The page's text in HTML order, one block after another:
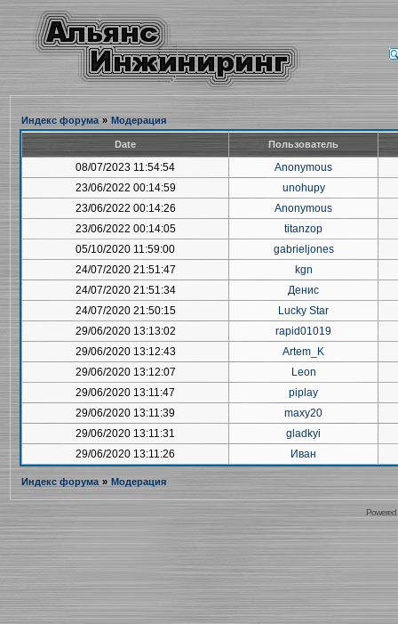
Индекс форума » Модерация
Date Пользователь
08/07/2023 11:54:54
Anonymous
23/06/2022 00:14:59
unohupy
23/06/2022 00:14:26
Anonymous
23/06/2022 00:14:05
titanzop
05/10/2020 11:59:00
gabrieljones
24/07/2020 21:51:47
kgn
24/07/2020 21:51:34
Денис
24/07/2020 21:50:15
Lucky Star
29/06/2020 13:13:02
rapid01019
29/06/2020 13:12:43
Artem_K
29/06/2020 13:12:07
Leon
29/06/2020 13:11:47
piplay
29/06/2020 13:11:39
maxy20
29/06/2020 13:11:31
gladkyi
29/06/2020 13:11:26
Иван
Индекс форума » Модерация